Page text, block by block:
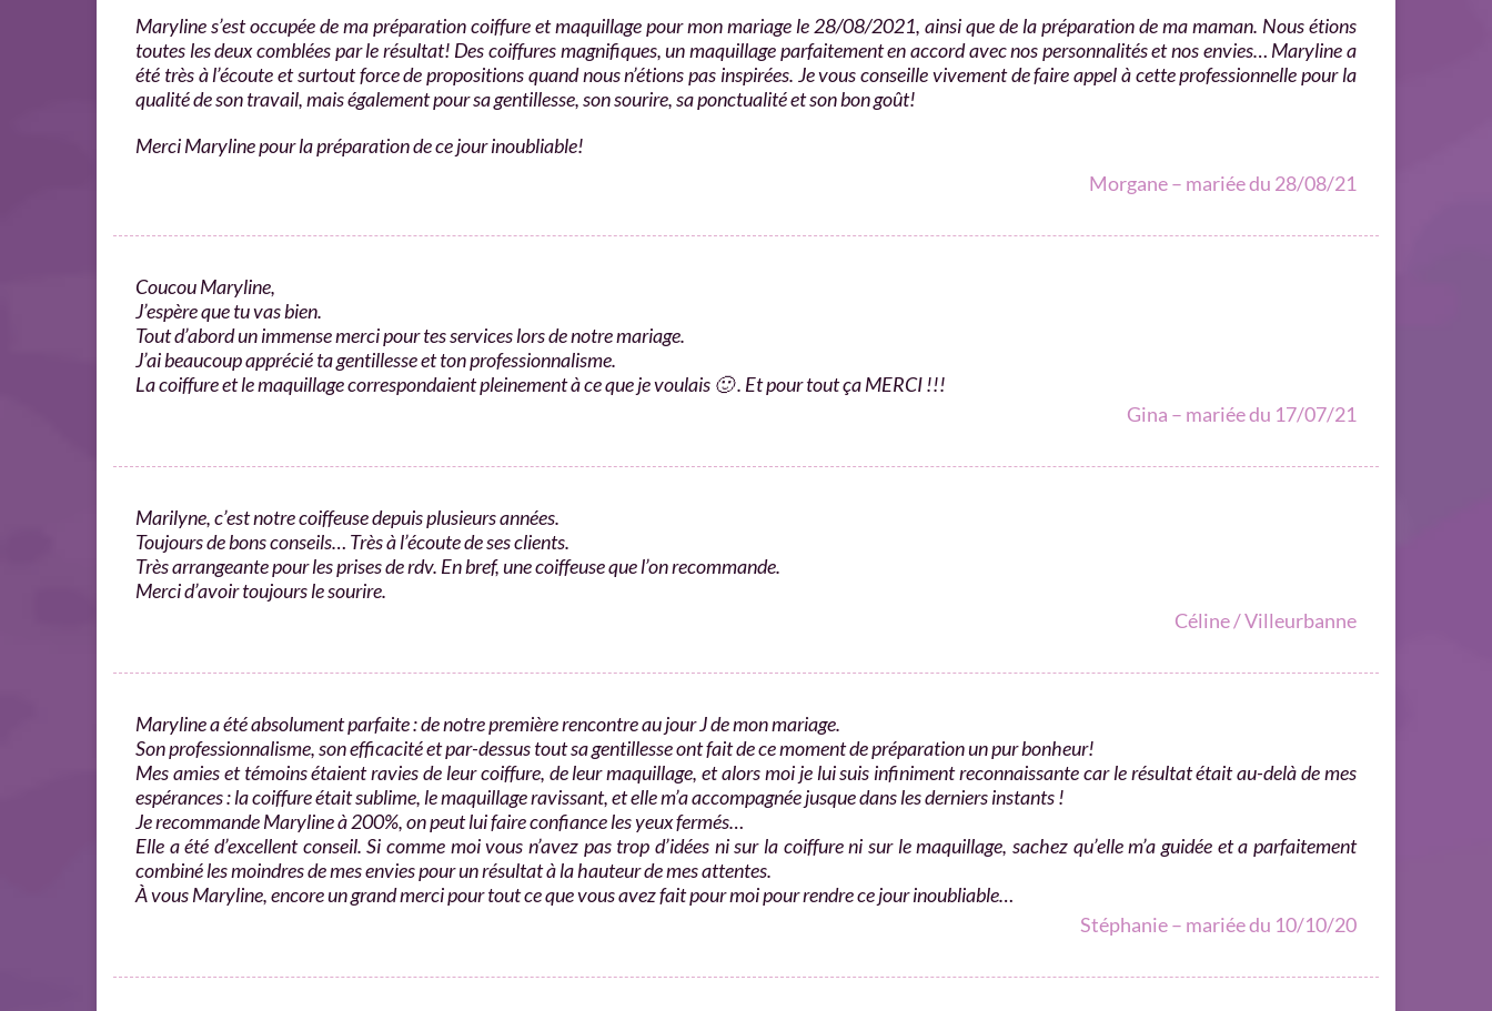
Maryline s’est occupée de ma préparation coiffure et maquillage pour mon mariage le 28/08/2021, ainsi que de la préparation de ma maman. Nous étions
toutes les deux comblées par le résultat! Des coiffures magnifiques, un maquillage parfaitement en accord avec nos personnalités et nos envies… Maryline a
été très à l’écoute et surtout force de propositions quand nous n’étions pas inspirées. Je vous conseille vivement de faire appel à cette professionnelle pour la
qualité de son travail, mais également pour sa gentillesse, son sourire, sa ponctualité et son bon goût!
Merci Maryline pour la préparation de ce jour inoubliable!
Morgane – mariée du 28/08/21
Coucou Maryline,
J’espère que tu vas bien.​
Tout d’abord un immense merci pour tes services lors de notre mariage.​
J’ai beaucoup​ apprécié ta gentillesse et ton professionnalisme.
La coiffure et le maquillage correspondaient pleinement à ce que je voulais 🙂 . Et pour tout ça MERCI !!!​
Gina – mariée du 17/07/21
Marilyne, c’est notre coiffeuse depuis plusieurs années.
Toujours de bons conseils… Très à l’écoute de ses clients.
Très arrangeante pour les prises de rdv. En bref, une coiffeuse que l’on recommande.
Merci d’avoir toujours le sourire.
Céline / Villeurbanne
Maryline a été absolument parfaite : de notre première rencontre au jour J de mon mariage.
Son professionnalisme, son efficacité et par-dessus tout sa gentillesse ont fait de ce moment de préparation un pur bonheur!
Mes amies et témoins étaient ravies de leur coiffure, de leur maquillage, et alors moi je lui suis infiniment reconnaissante car le résultat était au-delà de mes
espérances : la coiffure était sublime, le maquillage ravissant, et elle m’a accompagnée jusque dans les derniers instants !
Je recommande Maryline à 200%, on peut lui faire confiance les yeux fermés…
Elle a été d’excellent conseil. Si comme moi vous n’avez pas trop d’idées ni sur la coiffure ni sur le maquillage, sachez qu’elle m’a guidée et a parfaitement
combiné les moindres de mes envies pour un résultat à la hauteur de mes attentes.
À vous Maryline, encore un grand merci pour tout ce que vous avez fait pour moi pour rendre ce jour inoubliable…
Stéphanie – mariée du 10/10/20